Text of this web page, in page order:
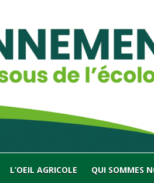
L’OEIL AGRICOLE QUI SOMMES